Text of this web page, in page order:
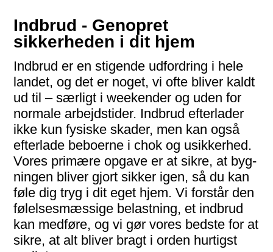
Indbrud - Genopret
sikkerheden i dit hjem
Indbrud er en stigende udfordring i hele
landet, og det er noget, vi ofte bliver kaldt
ud til – særligt i weekender og uden for
normale arbejds­tider. Indbrud efter­lader
ikke kun fysiske skader, men kan også
efterlade beboerne i chok og usik­kerhed.
Vores primære opgave er at sikre, at byg­
ningen bliver gjort sikker igen, så du kan
føle dig tryg i dit eget hjem. Vi forstår den
følelses­mæssige belast­ning, et indbrud
kan medføre, og vi gør vores bedste for at
sikre, at alt bliver bragt i orden hurtigst